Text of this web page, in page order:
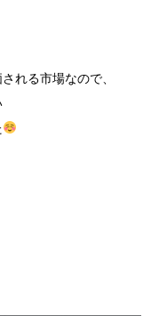
れる市場なので、